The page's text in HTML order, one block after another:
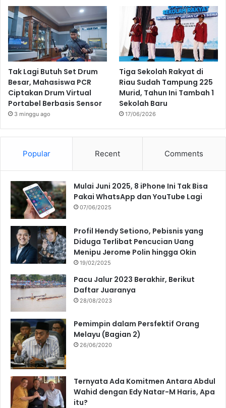
Tak Lagi Butuh Set Drum
Besar, Mahasiswa PCR
Ciptakan Drum Virtual
Portabel Berbasis Sensor
3 minggu ago
Tiga Sekolah Rakyat di
Riau Sudah Tampung 225
Murid, Tahun Ini Tambah 1
Sekolah Baru
17/06/2026
Popular Recent Comments
Mulai Juni 2025, 8 iPhone Ini Tak Bisa
Pakai WhatsApp dan YouTube Lagi
07/06/2025
Profil Hendy Setiono, Pebisnis yang
Diduga Terlibat Pencucian Uang
Menipu Jerome Polin hingga Okin
19/02/2025
Pacu Jalur 2023 Berakhir, Berikut
Daftar Juaranya
28/08/2023
Pemimpin dalam Persfektif Orang
Melayu (Bagian 2)
26/06/2020
Ternyata Ada Komitmen Antara Abdul
Wahid dengan Edy Natar-M Haris, Apa
itu?